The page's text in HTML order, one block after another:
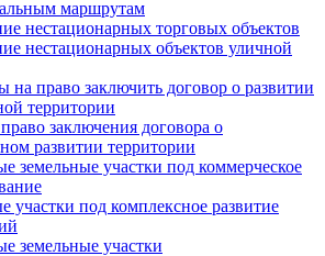
маршрутам
нестационарных торговых объектов
нестационарных объектов уличной
на право заключить договор о развитии
территории
заключения договора о
развитии территории
земельные участки под коммерческое
участки под комплексное развитие
земельные участки